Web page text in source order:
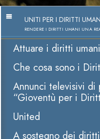
UNITI PER I DIRITTI
RENDERE I DIRITTI UMANI UNA
Attuare i diritti umani
Che cosa sono i
Annunci televisivi di
“Gioventù per i
United
A sostegno dei